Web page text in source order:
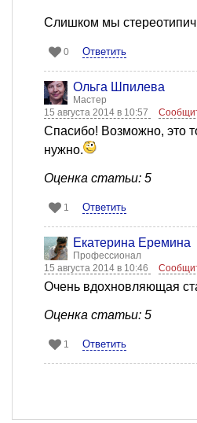
Слишком мы
0 Ответить
Ольга Шпилева
Мастер
15 августа 2014 в 10:57
Спасибо! Возможно, это
нужно.
Оценка статьи: 5
1 Ответить
Екатерина Еремина
Профессионал
15 августа 2014 в 10:46
Очень вдохновляющая
Оценка статьи: 5
1 Ответить